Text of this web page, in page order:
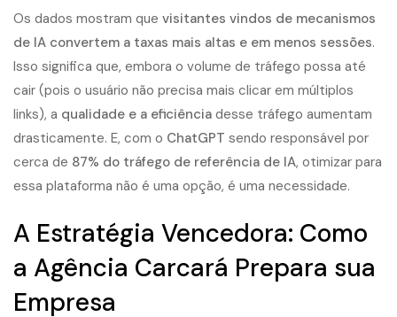
Os dados mostram que visitantes vindos de mecanismos
de IA convertem a taxas mais altas e em menos sessões.
Isso significa que, embora o volume de tráfego possa até
cair (pois o usuário não precisa mais clicar em múltiplos
links), a qualidade e a eficiência desse tráfego aumentam
drasticamente. E, com o ChatGPT sendo responsável por
cerca de 87% do tráfego de referência de IA, otimizar para
essa plataforma não é uma opção, é uma necessidade.
A Estratégia Vencedora: Como
a Agência Carcará Prepara sua
Empresa